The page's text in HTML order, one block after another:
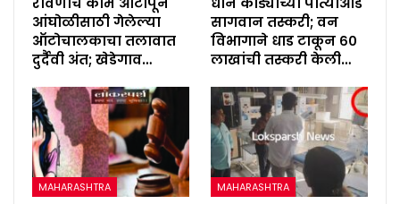
आंघोळीसाठी गेलेल्या
ऑटोचालकाचा तलावात
दुर्दैवी अंत; खेडेगाव…
सागवान तस्करी; वन
विभागाने धाड टाकून ६०
लाखांची तस्करी केली…
MAHARASHTRA MAHARASHTRA